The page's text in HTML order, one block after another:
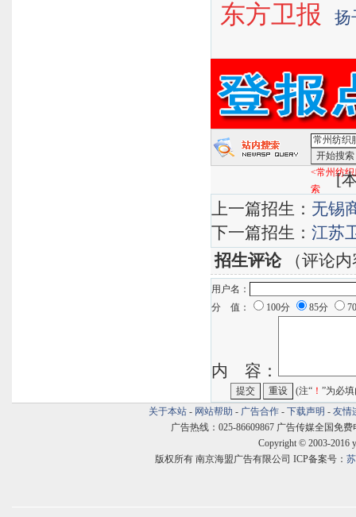
东方卫报 扬
<常州纺
索
[
上一篇招生： 无锡
下一篇招生： 江苏
招生评论（评论内
用户名：
分 值：
100分 85分
内 容：
(注“ ！ ”为必
关于本站 - 网站帮助 - 广告合作 - 下载声明 - 友情
广告热线：025-86609867 广告传媒全国免费
Copyright © 2003-2016
版权所有 南京海盟广告有限公司 ICP备案号：